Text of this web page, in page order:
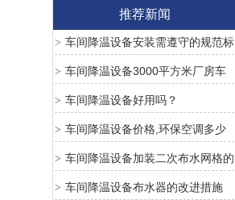
推荐新闻
> 车间降温设备安装需遵守的规范标
准
> 车间降温设备3000平方米厂房车
间降温需要安装多少台环保空调
> 车间降温设备好用吗？
> 车间降温设备价格,环保空调多少
钱一台最新报价
> 车间降温设备加装二次布水网格的
好处
> 车间降温设备布水器的改进措施